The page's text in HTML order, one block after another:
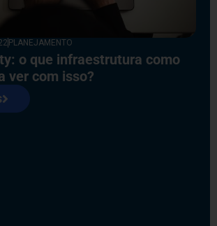
PLANEJAMENTO
o que infraestrutura como
ver com isso?